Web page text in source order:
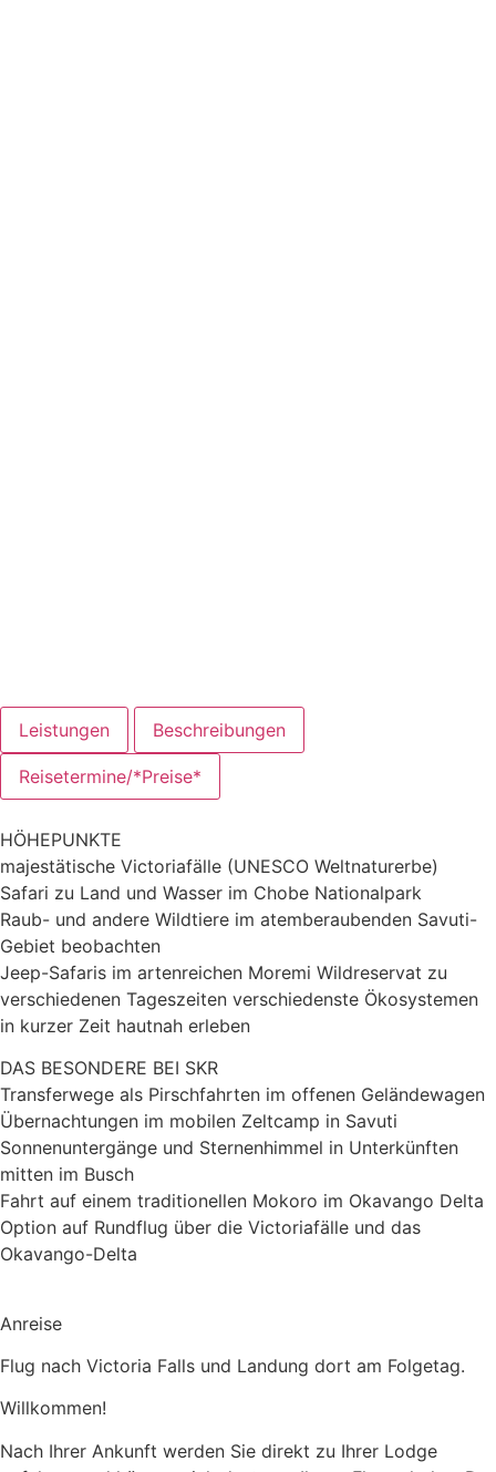
Leistungen Beschreibungen
Reisetermine/*Preise*
HÖHEPUNKTE
majestätische Victoriafälle (UNESCO Weltnaturerbe)
Safari zu Land und Wasser im Chobe Nationalpark
Raub- und andere Wildtiere im atemberaubenden Savuti-
Gebiet beobachten
Jeep-Safaris im artenreichen Moremi Wildreservat zu
verschiedenen Tageszeiten verschiedenste Ökosystemen
in kurzer Zeit hautnah erleben
DAS BESONDERE BEI SKR
Transferwege als Pirschfahrten im offenen Geländewagen
Übernachtungen im mobilen Zeltcamp in Savuti
Sonnenuntergänge und Sternenhimmel in Unterkünften
mitten im Busch
Fahrt auf einem traditionellen Mokoro im Okavango Delta
Option auf Rundflug über die Victoriafälle und das
Okavango-Delta
Anreise
Flug nach Victoria Falls und Landung dort am Folgetag.
Willkommen!
Nach Ihrer Ankunft werden Sie direkt zu Ihrer Lodge